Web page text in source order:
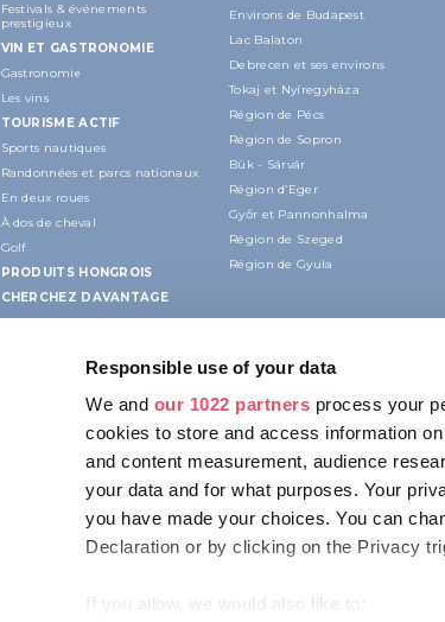
Responsible use of your data
We and our 1022 partners process your
cookies to store and access information
and content measurement, audience
your data and for what purposes. Your
you have made your choices. You can
Declaration or by clicking on the Privacy
If you allow, we would also like to:
Festivals & événements
prestigieux
VIN ET GASTRONOMIE
Gastronomie
Les vins
TOURISME ACTIF
Sports nautiques
Randonnées et parcs nationaux
En deux roues
À dos de cheval
Golf
PRODUITS HONGROIS
CHERCHEZ DAVANTAGE
Environs de Budapest
Lac Balaton
Debrecen et ses environs
Tokaj et Nyíregyháza
Région de Pécs
Région de Sopron
Bük - Sárvár
Région d’Eger
Győr et Pannonhalma
Région de Szeged
Région de Gyula
CONTACT
Alkotás utca 19